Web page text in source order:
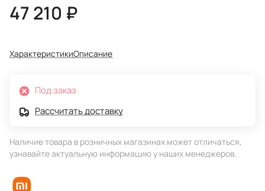
47 210 ₽
ХарактеристикиОписание
Под заказ
Рассчитать доставку
Наличие товара в розничных магазинах может отличаться,
узнавайте актуальную информацию у наших менеджеров.